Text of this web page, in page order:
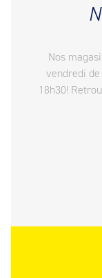
Nos
vendredi
18h30!